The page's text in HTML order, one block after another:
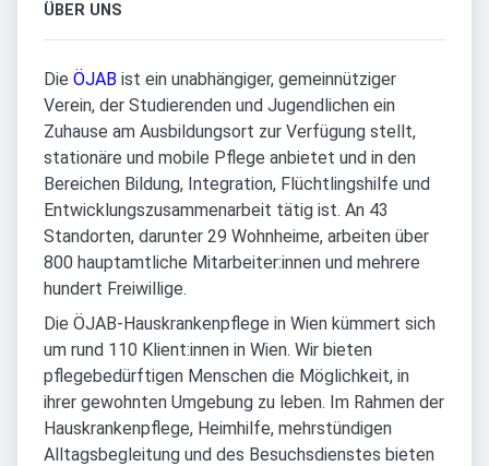
ÜBER UNS
Die ÖJAB ist ein unabhängiger, gemeinnütziger
Verein, der Studierenden und Jugendlichen ein
Zuhause am Ausbildungsort zur Verfügung stellt,
stationäre und mobile Pflege anbietet und in den
Bereichen Bildung, Integration, Flüchtlingshilfe und
Entwicklungszusammenarbeit tätig ist. An 43
Standorten, darunter 29 Wohnheime, arbeiten über
800 hauptamtliche Mitarbeiter:innen und mehrere
hundert Freiwillige.
Die ÖJAB-Hauskrankenpflege in Wien kümmert sich
um rund 110 Klient:innen in Wien. Wir bieten
pflegebedürftigen Menschen die Möglichkeit, in
ihrer gewohnten Umgebung zu leben. Im Rahmen der
Hauskrankenpflege, Heimhilfe, mehrstündigen
Alltagsbegleitung und des Besuchsdienstes bieten